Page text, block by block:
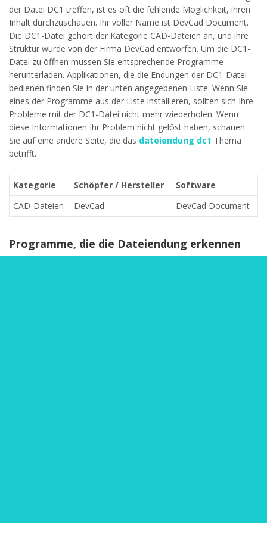
der Datei DC1 treffen, ist es oft die fehlende Möglichkeit, ihren
Inhalt durchzuschauen. Ihr voller Name ist DevCad Document.
Die DC1-Datei gehört der Kategorie CAD-Dateien an, und ihre
Struktur wurde von der Firma DevCad entworfen. Um die DC1-
Datei zu öffnen müssen Sie entsprechende Programme
herunterladen. Applikationen, die die Endungen der DC1-Datei
bedienen finden Sie in der unten angegebenen Liste. Wenn Sie
eines der Programme aus der Liste installieren, sollten sich Ihre
Probleme mit der DC1-Datei nicht mehr wiederholen. Wenn
diese Informationen Ihr Problem nicht gelöst haben, schauen
Sie auf eine andere Seite, die das dateiendung dc1 Thema
betrifft.
Kategorie Schöpfer / Hersteller
Software
CAD-Dateien
DevCad DevCad Document
Programme, die die Dateiendung erkennen